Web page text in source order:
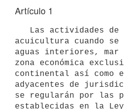
Artículo 1
acuicultura cuando
aguas interiores,
zona económica
continental así como
adyacentes de
se regularán por las
establecidas en la